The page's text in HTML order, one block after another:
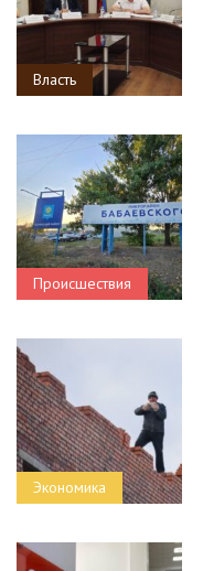
Власть
Происшествия
Экономика